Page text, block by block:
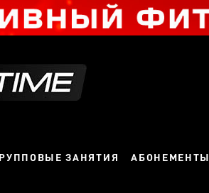
ЗАНЯТИЯ АБОНЕМЕНТЫ